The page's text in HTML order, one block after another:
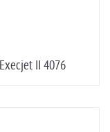
Execjet II 4076